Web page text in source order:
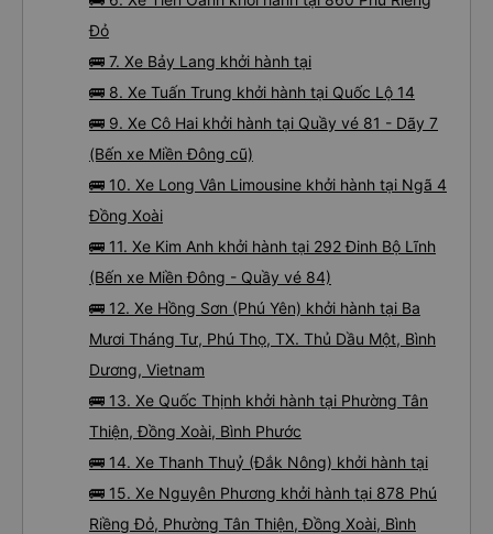
Đỏ
🚌 7. Xe Bảy Lang khởi hành tại
🚌 8. Xe Tuấn Trung khởi hành tại Quốc Lộ 14
🚌 9. Xe Cô Hai khởi hành tại Quầy vé 81 - Dãy 7
(Bến xe Miền Đông cũ)
🚌 10. Xe Long Vân Limousine khởi hành tại Ngã 4
Đồng Xoài
🚌 11. Xe Kim Anh khởi hành tại 292 Đinh Bộ Lĩnh
(Bến xe Miền Đông - Quầy vé 84)
🚌 12. Xe Hồng Sơn (Phú Yên) khởi hành tại Ba
Mươi Tháng Tư, Phú Thọ, TX. Thủ Dầu Một, Bình
Dương, Vietnam
🚌 13. Xe Quốc Thịnh khởi hành tại Phường Tân
Thiện, Đồng Xoài, Bình Phước
🚌 14. Xe Thanh Thuỷ (Đắk Nông) khởi hành tại
🚌 15. Xe Nguyên Phương khởi hành tại 878 Phú
Riềng Đỏ, Phường Tân Thiện, Đồng Xoài, Bình